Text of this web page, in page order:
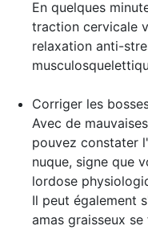
En quelques
traction cervicale
relaxation anti-
Corriger les
Avec de
pouvez constater
nuque, signe que
lordose
Il peut également
amas graisseux